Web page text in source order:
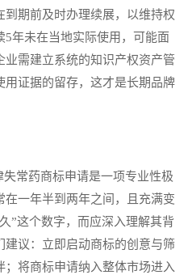
期前及时办理续展，以维持权
年未在当地实际使用，可能面
业需建立系统的知识产权资产管
证据的留存，这才是长期品牌
常药商标申请是一项专业性极
一年半到两年之间，且充满变
”这个数字，而应深入理解其背
议：立即启动商标的创意与筛
将商标申请纳入整体市场进入